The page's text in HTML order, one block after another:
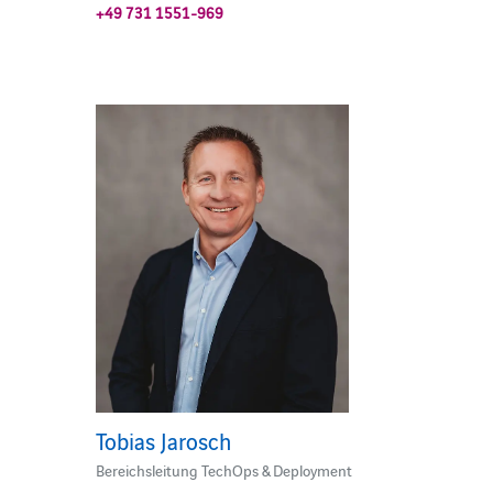
+49 731 1551-969
Tobias Jarosch
Bereichsleitung TechOps & Deployment